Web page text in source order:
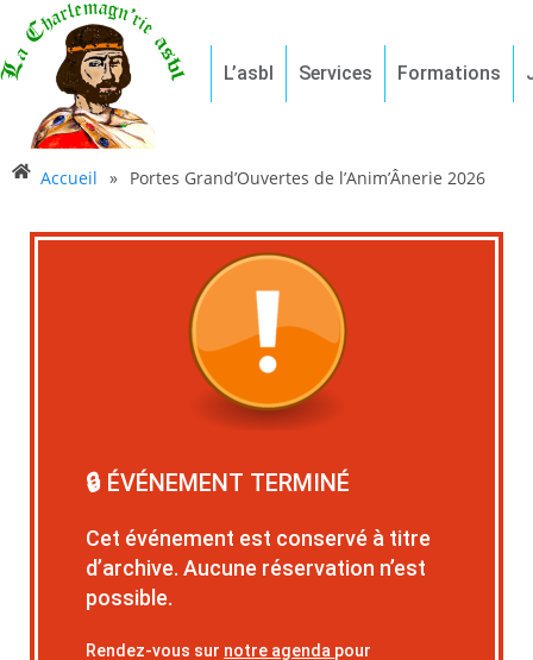
L’asbl Services Formations
Accueil » Portes Grand’Ouvertes de l’Anim’Ânerie 2026
🔒 ÉVÉNEMENT TERMINÉ
Cet événement est conservé à titre
d’archive. Aucune réservation n’est
possible.
Rendez-vous sur notre agenda pour